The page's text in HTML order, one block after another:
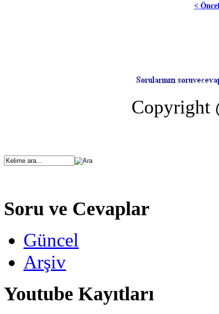
<
Copyright
Soru ve Cevaplar
Güncel
Arşiv
Youtube Kayıtları